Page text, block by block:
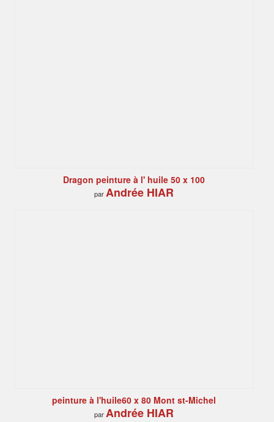
Dragon peinture à l' huile 50 x 100
parAndrée HIAR
peinture à l'huile60 x 80 Mont st-Michel
parAndrée HIAR